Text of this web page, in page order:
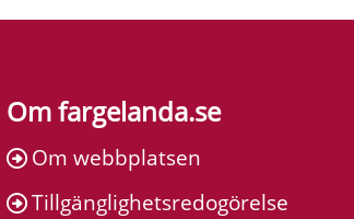
Om fargelanda.se
Om webbplatsen
Tillgänglighetsredogörelse